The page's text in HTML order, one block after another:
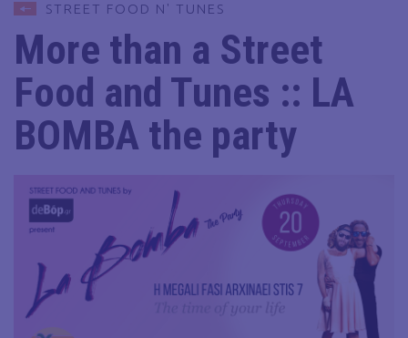
STREET FOOD N' TUNES
More than a Street
Food and Tunes :: LA
BOMBA the party